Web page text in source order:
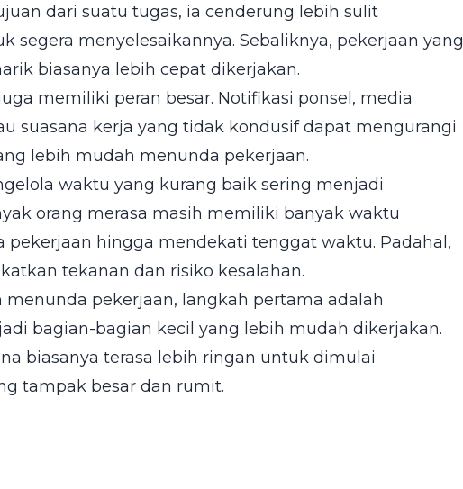
dari suatu tugas, ia cenderung lebih sulit
segera menyelesaikannya. Sebaliknya, pekerjaan yang
biasanya lebih cepat dikerjakan.
memiliki peran besar. Notifikasi ponsel, media
suasana kerja yang tidak kondusif dapat mengurangi
lebih mudah menunda pekerjaan.
waktu yang kurang baik sering menjadi
orang merasa masih memiliki banyak waktu
hingga mendekati tenggat waktu. Padahal,
tekanan dan risiko kesalahan.
pekerjaan, langkah pertama adalah
bagian-bagian kecil yang lebih mudah dikerjakan.
biasanya terasa lebih ringan untuk dimulai
tampak besar dan rumit.